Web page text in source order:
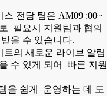
스 전담 팀은 AM09 :00~
필요시 지원팀과 협의
을 수 있습니다.
트의 새로운 라이브 알림
수 있게 되어 빠른 지원
을 쉽게 운영하는 데 도